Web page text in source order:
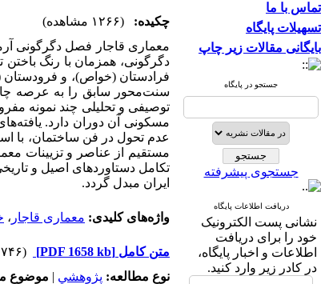
تماس با ما
تسهیلات پایگاه
بایگانی مقالات زیر چاپ
جستجو در پایگاه
جستجوی پیشرفته
دریافت اطلاعات پایگاه
نشانی پست الکترونیک
خود را برای دریافت
اطلاعات و اخبار پایگاه،
در کادر زیر وارد کنید.
چکیده:
(۱۲۶۶ مشاهده)
معماری قاجار فصل دگرگونی
دگرگونی، همزمان با رنگ
فرادستان (خواص)، و فرودستان
سنت‌محور سابق را به عرصه
توصیفی و تحلیلی چند نمونه
مسکونی آن دوران دارد.
عدم تحول در فن ساختمان، با
مستقیم از عناصر و تزیینات
تکامل دستاوردهای اصیل و
ایران مبدل گردد.
واژه‌های کلیدی: معماری قاجار ،
متن کامل [PDF 1658 kb]
(۱۷۴۶ دریافت)
نوع مطالعه: پژوهشي | موضوع